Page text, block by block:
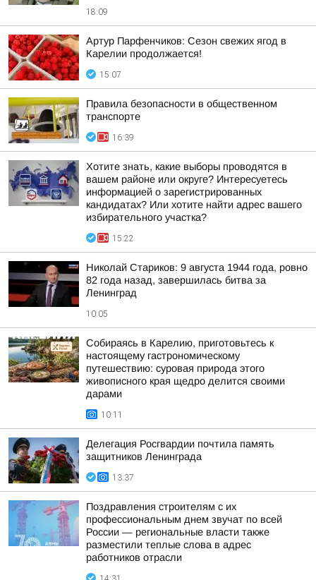
18:09
Артур Парфенчиков: Сезон свежих ягод в
Карелии продолжается!
15:07
Правила безопасности в общественном
транспорте
16:39
Хотите знать, какие выборы проводятся в
вашем районе или округе? Интересуетесь
информацией о зарегистрированных
кандидатах? Или хотите найти адрес вашего
избирательного участка?
15:22
Николай Стариков: 9 августа 1944 года, ровно
82 года назад, завершилась битва за
Ленинград
10:05
Собираясь в Карелию, приготовьтесь к
настоящему гастрономическому
путешествию: суровая природа этого
живописного края щедро делится своими
дарами
10:11
Делегация Росгвардии почтила память
защитников Ленинграда
13:37
Поздравления строителям с их
профессиональным днем звучат по всей
России — региональные власти также
разместили теплые слова в адрес
работников отрасли